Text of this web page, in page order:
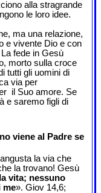
alla stragrande
le loro idee.
ma una relazione,
e vivente Dio e con
fede in Gesù
morto sulla croce
tutti gli uomini di
via per
il Suo amore. Se
e saremo figli di
viene al Padre se
la via che
la trovano! Gesù
vita; nessuno
me». Giov 14,6;